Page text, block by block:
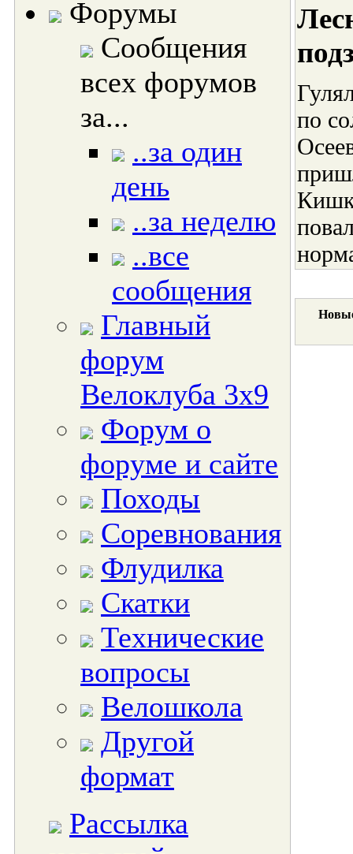
Форумы
Сообщения
всех форумов
за...
..за один
день
..за неделю
..все
сообщения
Главный
форум
Велоклуба 3х9
Форум о
форуме и сайте
Походы
Соревнования
Флудилка
Скатки
Технические
вопросы
Велошкола
Другой
формат
Рассылка
по